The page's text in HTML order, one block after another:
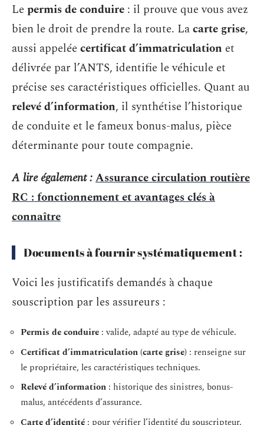
Lepermis de conduire : il prouve que vous avez
bien le droit de prendre la route. Lacarte grise,
aussi appeléecertificat d’immatriculation et
délivrée par l’ANTS, identifie le véhicule et
précise ses caractéristiques officielles. Quant au
relevé d’information, il synthétise l’historique
de conduite et le fameux bonus-malus, pièce
déterminante pour toute compagnie.
A lire également :Assurance circulation routière
RC : fonctionnement et avantages clés à
connaître
Documents à fournir systématiquement :
Voici les justificatifs demandés à chaque
souscription par les assureurs :
Permis de conduire : valide, adapté au type de véhicule.
Certificat d’immatriculation (carte grise) : renseigne sur
le propriétaire, les caractéristiques techniques.
Relevé d’information : historique des sinistres, bonus-
malus, antécédents d’assurance.
Carte d’identité : pour vérifier l’identité du souscripteur.